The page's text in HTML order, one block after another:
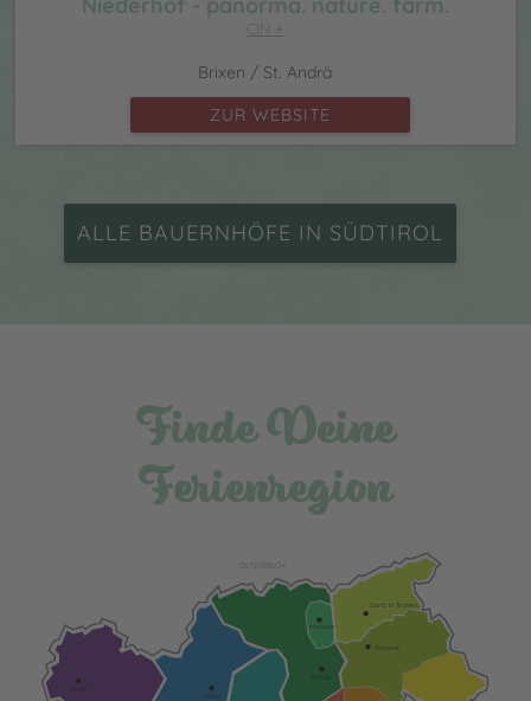
Niederhof - panorma. nature. farm.
CIN +
Brixen / St. Andrä
ZUR WEBSITE
ALLE BAUERNHÖFE IN SÜDTIROL
Finde Deine
Ferienregion
ÖSTERREICH
Bruneck
Sand in Taufers
Brixen
Mühlbach
Meran